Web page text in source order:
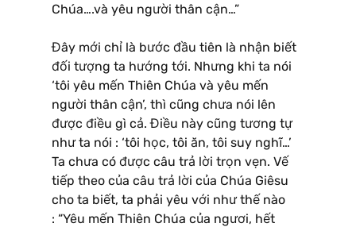
Chúa….và yêu người thân cận…”
Đây mới chỉ là bước đầu tiên là nhận biết
đối tượng ta hướng tới. Nhưng khi ta nói
‘tôi yêu mến Thiên Chúa và yêu mến
người thân cận’, thì cũng chưa nói lên
được điều gì cả. Điều này cũng tương tự
như ta nói : ‘tôi học, tôi ăn, tôi suy nghĩ…’
Ta chưa có được câu trả lời trọn vẹn. Vế
tiếp theo của câu trả lời của Chúa Giêsu
cho ta biết, ta phải yêu với như thế nào
: “Yêu mến Thiên Chúa của ngươi, hết